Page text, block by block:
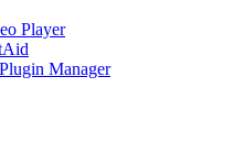
Player
Manager